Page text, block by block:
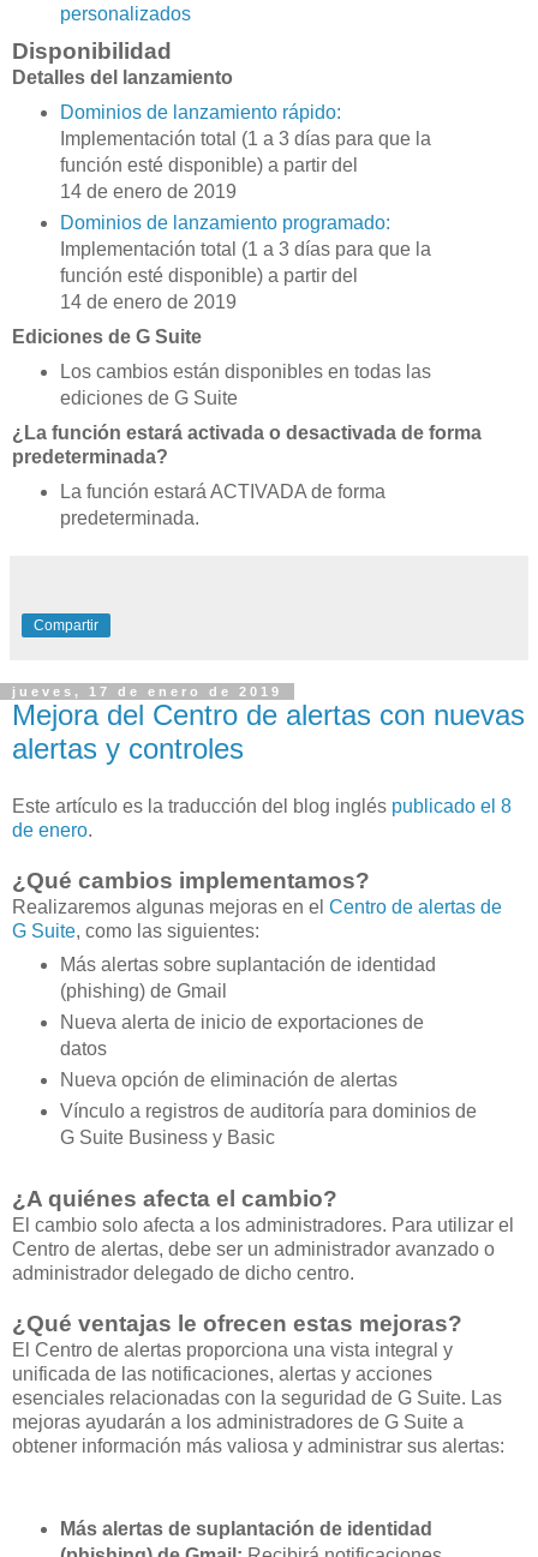
personalizados
Disponibilidad
Detalles del lanzamiento
Dominios de lanzamiento rápido:
Implementación total (1 a 3 días para que la
función esté disponible) a partir del
14 de enero de 2019
Dominios de lanzamiento programado:
Implementación total (1 a 3 días para que la
función esté disponible) a partir del
14 de enero de 2019
Ediciones de G Suite
Los cambios están disponibles en todas las
ediciones de G Suite
¿La función estará activada o desactivada de forma
predeterminada?
La función estará ACTIVADA de forma
predeterminada.
Compartir
jueves, 17 de enero de 2019
Mejora del Centro de alertas con nuevas
alertas y controles
Este artículo es la traducción del blog inglés publicado el 8
de enero.
¿Qué cambios implementamos?
Realizaremos algunas mejoras en el Centro de alertas de
G Suite, como las siguientes:
Más alertas sobre suplantación de identidad
(phishing) de Gmail
Nueva alerta de inicio de exportaciones de
datos
Nueva opción de eliminación de alertas
Vínculo a registros de auditoría para dominios de
G Suite Business y Basic
¿A quiénes afecta el cambio?
El cambio solo afecta a los administradores. Para utilizar el
Centro de alertas, debe ser un administrador avanzado o
administrador delegado de dicho centro.
¿Qué ventajas le ofrecen estas mejoras?
El Centro de alertas proporciona una vista integral y
unificada de las notificaciones, alertas y acciones
esenciales relacionadas con la seguridad de G Suite. Las
mejoras ayudarán a los administradores de G Suite a
obtener información más valiosa y administrar sus alertas:
Más alertas de suplantación de identidad